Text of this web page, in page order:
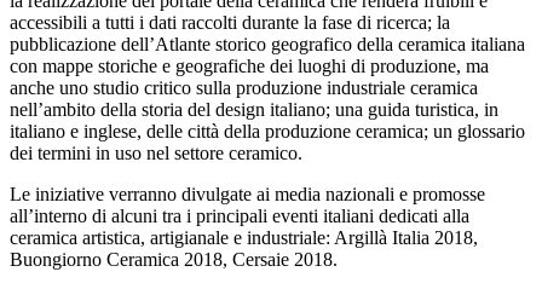
accessibili a tutti i dati raccolti durante la fase di ricerca; la
pubblicazione dell’Atlante storico geografico della ceramica italiana
con mappe storiche e geografiche dei luoghi di produzione, ma
anche uno studio critico sulla produzione industriale ceramica
nell’ambito della storia del design italiano; una guida turistica, in
italiano e inglese, delle città della produzione ceramica; un glossario
dei termini in uso nel settore ceramico.
Le iniziative verranno divulgate ai media nazionali e promosse
all’interno di alcuni tra i principali eventi italiani dedicati alla
ceramica artistica, artigianale e industriale: Argillà Italia 2018,
Buongiorno Ceramica 2018, Cersaie 2018.